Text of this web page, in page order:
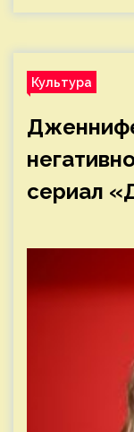
Культура
сериал